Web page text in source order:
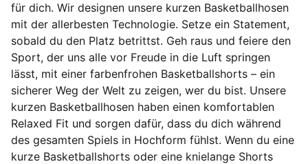
für dich. Wir designen unsere kurzen Basketballhosen
mit der allerbesten Technologie. Setze ein Statement,
sobald du den Platz betrittst. Geh raus und feiere den
Sport, der uns alle vor Freude in die Luft springen
lässt, mit einer farbenfrohen Basketballshorts – ein
sicherer Weg der Welt zu zeigen, wer du bist. Unsere
kurzen Basketballhosen haben einen komfortablen
Relaxed Fit und sorgen dafür, dass du dich während
des gesamten Spiels in Hochform fühlst. Wenn du eine
kurze Basketballshorts oder eine knielange Shorts